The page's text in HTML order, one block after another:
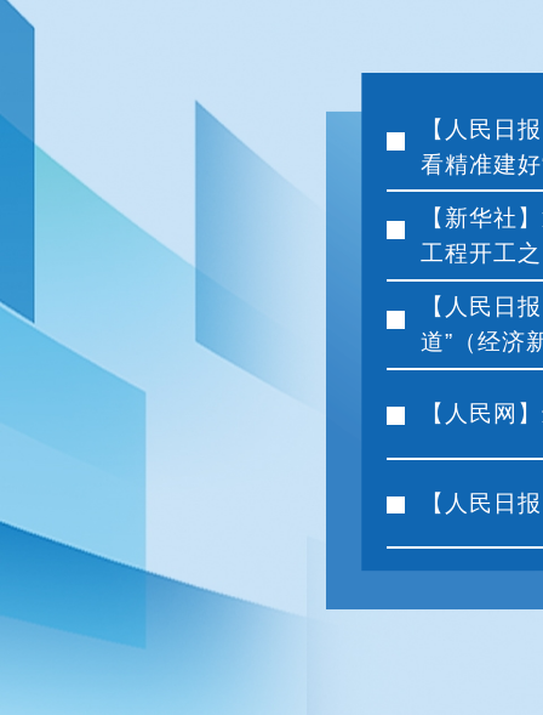
【人民日
看精准建
【新华社
工程开工
【人民日
道”（经济
【人民网
【人民日